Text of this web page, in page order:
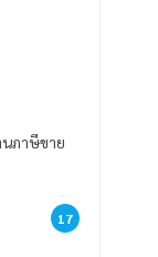
นภาษีขาย
17